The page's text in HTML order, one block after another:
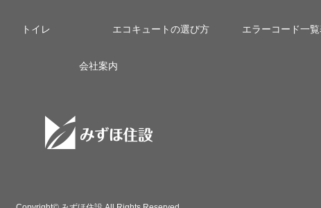
トイレ エコキュートの選び方 エラーコード一覧
会社案内